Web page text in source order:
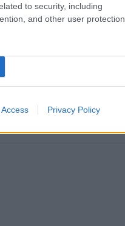
to security, including
and other user protection.
Privacy Policy